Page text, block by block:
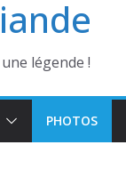
légende !
PHOTOS